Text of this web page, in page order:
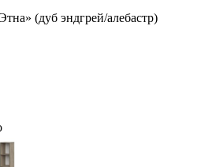
(дуб эндгрей/алебастр)